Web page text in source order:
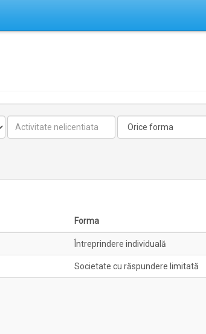
nelicentiata
Forma
Întreprindere individuală
Societate cu răspundere limitată